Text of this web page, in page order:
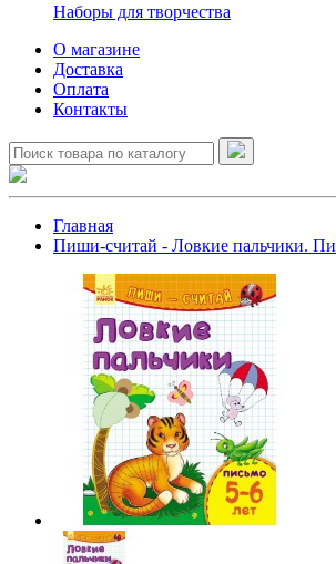
Наборы для творчества
О магазине
Доставка
Оплата
Контакты
Главная
Пиши-считай - Ловкие пальчики.